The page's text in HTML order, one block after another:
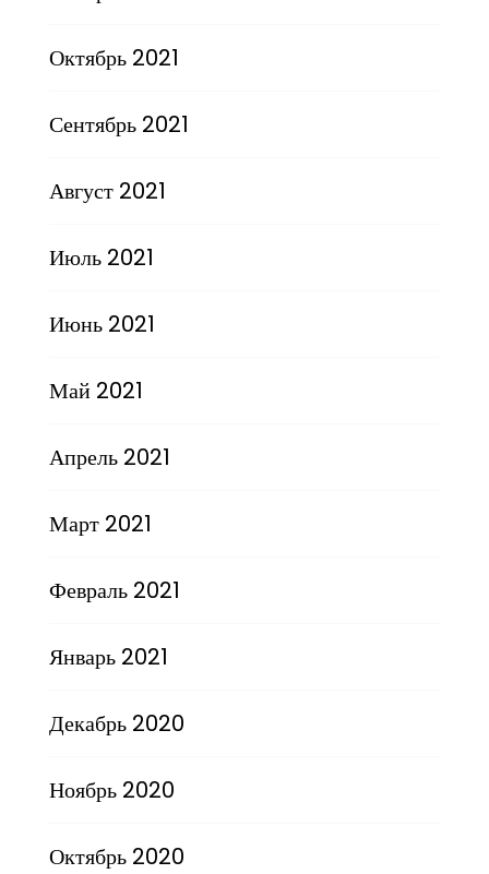
Октябрь 2021
Сентябрь 2021
Август 2021
Июль 2021
Июнь 2021
Май 2021
Апрель 2021
Март 2021
Февраль 2021
Январь 2021
Декабрь 2020
Ноябрь 2020
Октябрь 2020